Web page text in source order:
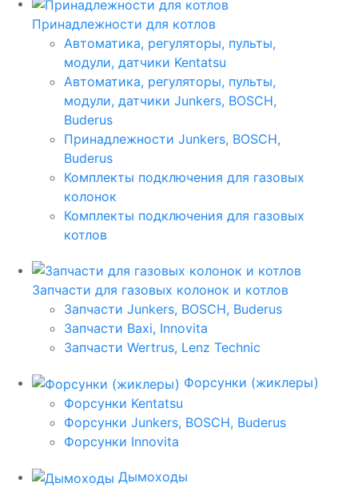
Принадлежности для котлов
Автоматика, регуляторы, пульты,
модули, датчики Kentatsu
Автоматика, регуляторы, пульты,
модули, датчики Junkers, BOSCH,
Buderus
Принадлежности Junkers, BOSCH,
Buderus
Комплекты подключения для газовых
колонок
Комплекты подключения для газовых
котлов
Запчасти для газовых колонок и котлов
Запчасти Junkers, BOSCH, Buderus
Запчасти Baxi, Innovita
Запчасти Wertrus, Lenz Technic
Форсунки (жиклеры)
Форсунки Kentatsu
Форсунки Junkers, BOSCH, Buderus
Форсунки Innovita
Дымоходы